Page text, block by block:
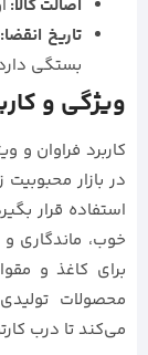
اصالت کالا:
تاریخ انقضا:
بستگی
ویژگی‌ و
کاربرد فراوان
در بازار
استفاده قرار
خوب، ماندگاری
برای کاغذ و
محصولات
می‌کند تا درب